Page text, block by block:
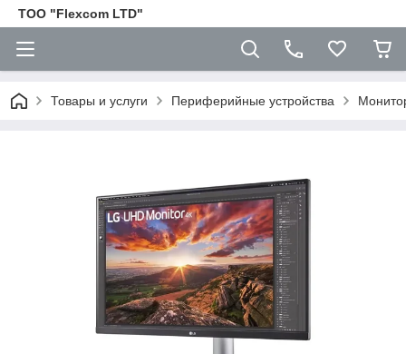
ТОО "Flexcom LTD"
Товары и услуги Периферийные устройства